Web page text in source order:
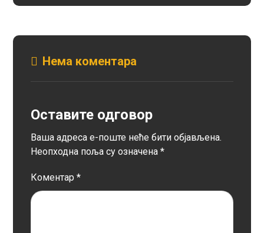
Нема коментара
Оставите одговор
Ваша адреса е-поште неће бити објављена.
Неопходна поља су означена*
Коментар*